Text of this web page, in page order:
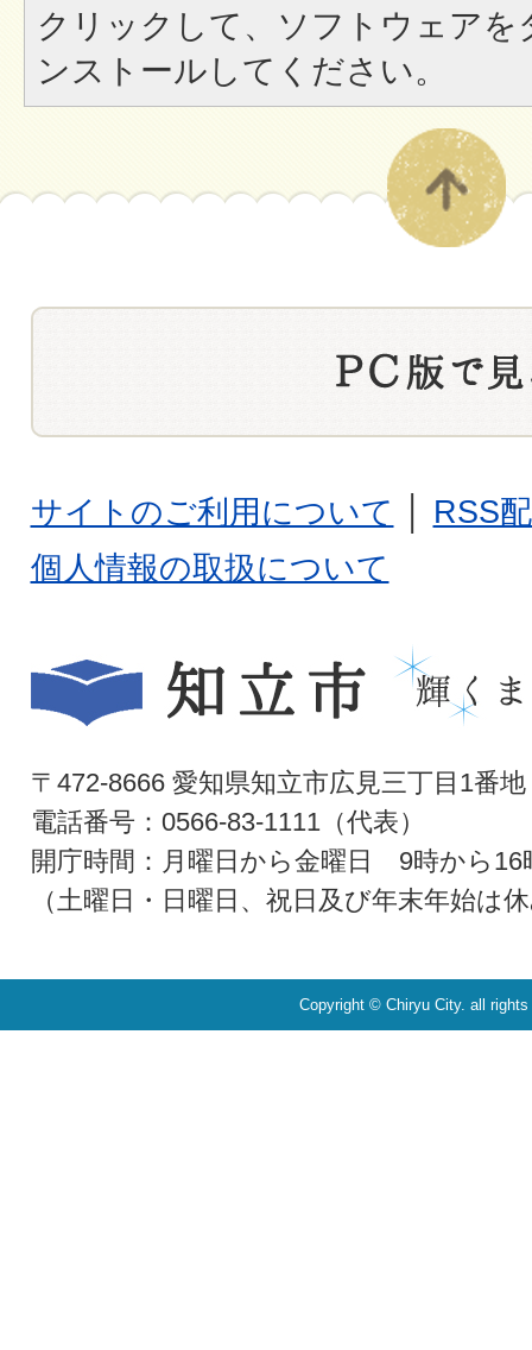
クリックして、ソフトウェア
ンストールしてください。
サイトのご利用について
RSS
個人情報の取扱について
〒472-8666 愛知県知立市広見三丁目1番地
電話番号：0566-83-1111（代表）
開庁時間：月曜日から金曜日 9時から16
（土曜日・日曜日、祝日及び年末年始は
Copyright © Chiryu City. all rights